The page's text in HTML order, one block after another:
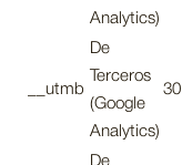
Analytics)
__utmb
De
Terceros
(Google
Analytics)
De